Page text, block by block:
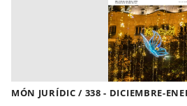
MÓN JURÍDIC / 338 - DICIEMBRE-